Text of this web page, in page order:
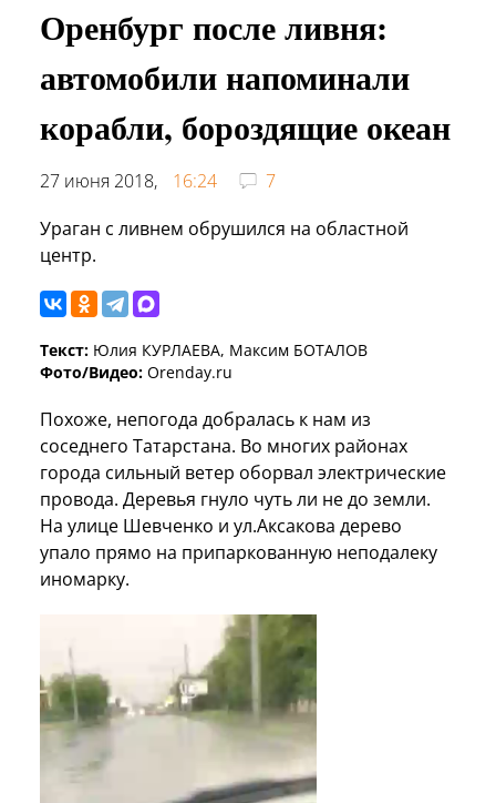
Оренбург после ливня:
автомобили напоминали
корабли, бороздящие океан
27 июня 2018, 16:24
7
Ураган с ливнем обрушился на областной
центр.
Текст: Юлия КУРЛАЕВА, Максим БОТАЛОВ
Фото/Видео: Orenday.ru
Похоже, непогода добралась к нам из
соседнего Татарстана. Во многих районах
города сильный ветер оборвал электрические
провода. Деревья гнуло чуть ли не до земли.
На улице Шевченко и ул.Аксакова дерево
упало прямо на припаркованную неподалеку
иномарку.